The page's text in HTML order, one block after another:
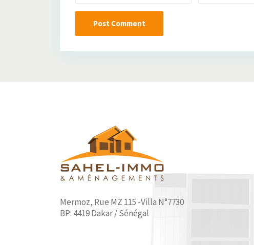
Mermoz, Rue MZ 115 -Villa N°7730
BP: 4419 Dakar / Sénégal